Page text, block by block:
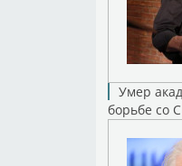
Умер
борьбе со